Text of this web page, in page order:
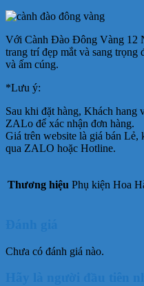
Với Cành Đào Đông Vàng 12
trang trí đẹp mắt và sang trọng
và ấm cúng.
*Lưu ý:
Sau khi đặt hàng, Khách hang
ZALo để xác nhận đơn hàng.
Giá trên website là giá bán
qua ZALO hoặc Hotline.
Thương hiệu Phụ kiện Hoa
Chưa có đánh giá nào.